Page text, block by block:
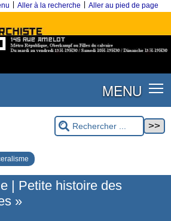
Aller à la recherche Aller au pied de page
MENU
| Petite histoire des
»